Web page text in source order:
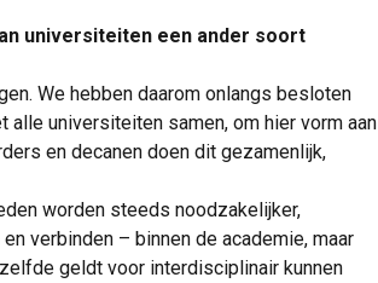
universiteiten een ander soort
We hebben daarom onlangs besloten
universiteiten samen, om hier vorm aan
en decanen doen dit gezamenlijk,
worden steeds noodzakelijker,
verbinden – binnen de academie, maar
geldt voor interdisciplinair kunnen